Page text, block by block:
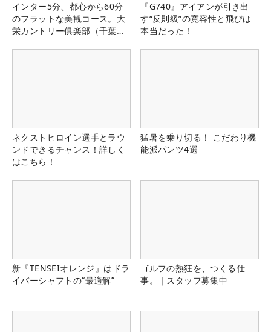
インター5分、都心から60分
のフラットな美観コース。大
栄カントリー俱楽部（千葉
『G740』アイアンが引き出
す“反則級”の寛容性と飛びは
本当だった！
ネクストヒロイン選手とラウ
ンドできるチャンス！詳しく
はこちら！
猛暑を乗り切る！ こだわり機
能派パンツ4選
新『TENSEIオレンジ』はドラ
イバーシャフトの“最適解”
ゴルフの熱狂を、つくる仕
事。｜スタッフ募集中